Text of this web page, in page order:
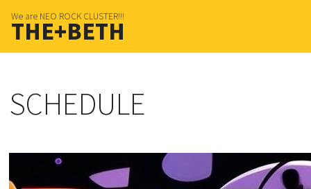
We are NEO ROCK CLUSTER!!!
THE+BETH
SCHEDULE